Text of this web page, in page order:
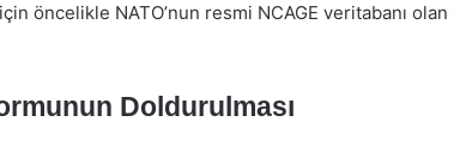
öncelikle NATO’nun resmi NCAGE veritabanı olan
Doldurulması